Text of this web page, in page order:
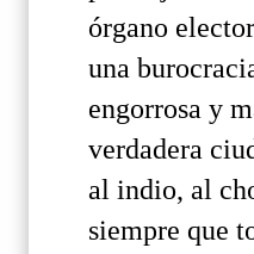
órgano
una
engorrosa y
verdadera
al indio, al
siempre que